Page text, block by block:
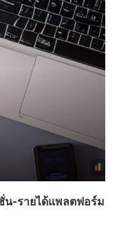
น-รายได้แพลตฟอร์ม